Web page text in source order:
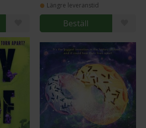
Längre leveranstid
Beställ